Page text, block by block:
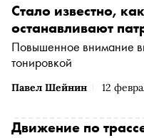
Павел Шейнин 12
Стало известно,
останавливают
Повышенное внимание
тонировкой
Движение по